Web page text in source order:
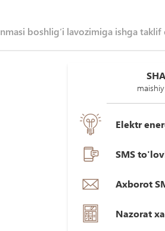
boshlig‘i lavozimiga ishga taklif
Elektr
SMS
Axborot
Nazorat